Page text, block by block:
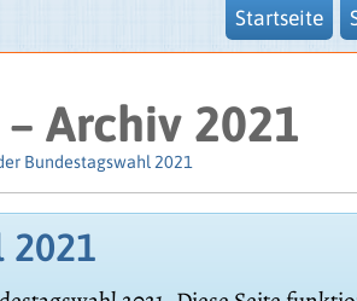
Startseite
– Archiv 2021
Bundestagswahl 2021
2021